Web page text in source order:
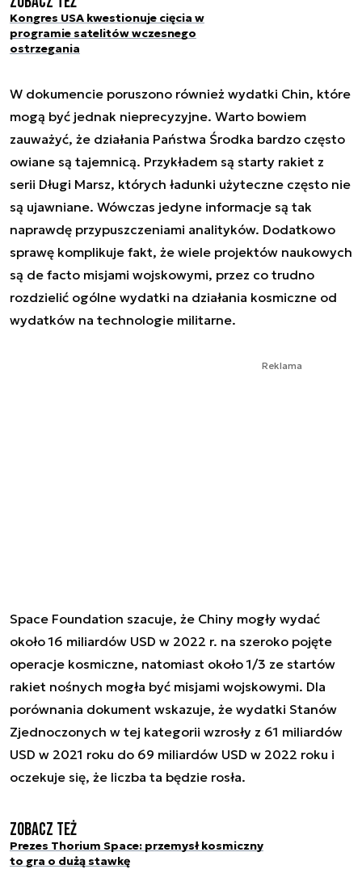
Kongres USA kwestionuje cięcia w
programie satelitów wczesnego
ostrzegania
W dokumencie poruszono również wydatki Chin, które
mogą być jednak nieprecyzyjne. Warto bowiem
zauważyć, że działania Państwa Środka bardzo często
owiane są tajemnicą. Przykładem są starty rakiet z
serii Długi Marsz, których ładunki użyteczne często nie
są ujawniane. Wówczas jedyne informacje są tak
naprawdę przypuszczeniami analityków. Dodatkowo
sprawę komplikuje fakt, że wiele projektów naukowych
są de facto misjami wojskowymi, przez co trudno
rozdzielić ogólne wydatki na działania kosmiczne od
wydatków na technologie militarne.
Reklama
Space Foundation szacuje, że Chiny mogły wydać
około 16 miliardów USD w 2022 r. na szeroko pojęte
operacje kosmiczne, natomiast około 1/3 ze startów
rakiet nośnych mogła być misjami wojskowymi. Dla
porównania dokument wskazuje, że wydatki Stanów
Zjednoczonych w tej kategorii wzrosły z 61 miliardów
USD w 2021 roku do 69 miliardów USD w 2022 roku i
oczekuje się, że liczba ta będzie rosła.
Zobacz też
Prezes Thorium Space: przemysł kosmiczny
to gra o dużą stawkę